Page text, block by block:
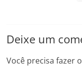
Deixe um
Você precisa fazer o